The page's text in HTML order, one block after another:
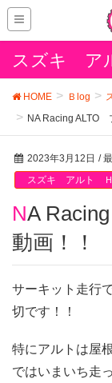
スズキ ア
HOME Ｂlog
NA Racing ALTO
2023年3月12日 /
スズキ アルト Ｈ
NA Racing ALTO プロモーション
動画！！
サーキット走行
切です！！
特にアルトは屋
ではいまいち走